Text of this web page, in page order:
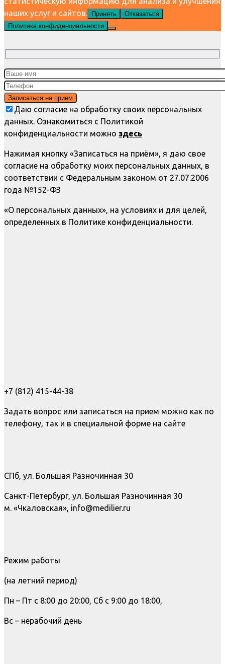
наших услуг и сайтов. Принять
Отказаться
Политика конфиденциальности
Даю согласие на обработку своих персональных
данных. Ознакомиться с Политикой
конфиденциальности можно здесь
Нажимая кнопку «Записаться на приём», я даю свое
согласие на обработку моих персональных данных, в
соответствии с Федеральным законом от 27.07.2006
года №152-ФЗ
«О персональных данных», на условиях и для целей,
определенных в Политике конфиденциальности.
+7 (812) 415-44-38
Задать вопрос или записаться на прием можно как по
телефону, так и в специальной форме на сайте
СПб, ул. Большая Разночинная 30
Санкт-Петербург, ул. Большая Разночинная 30
м. «Чкаловская», info@medilier.ru
Режим работы
(на летний период)
Пн – Пт с 8:00 до 20:00, Сб с 9:00 до 18:00,
Вс – нерабочий день